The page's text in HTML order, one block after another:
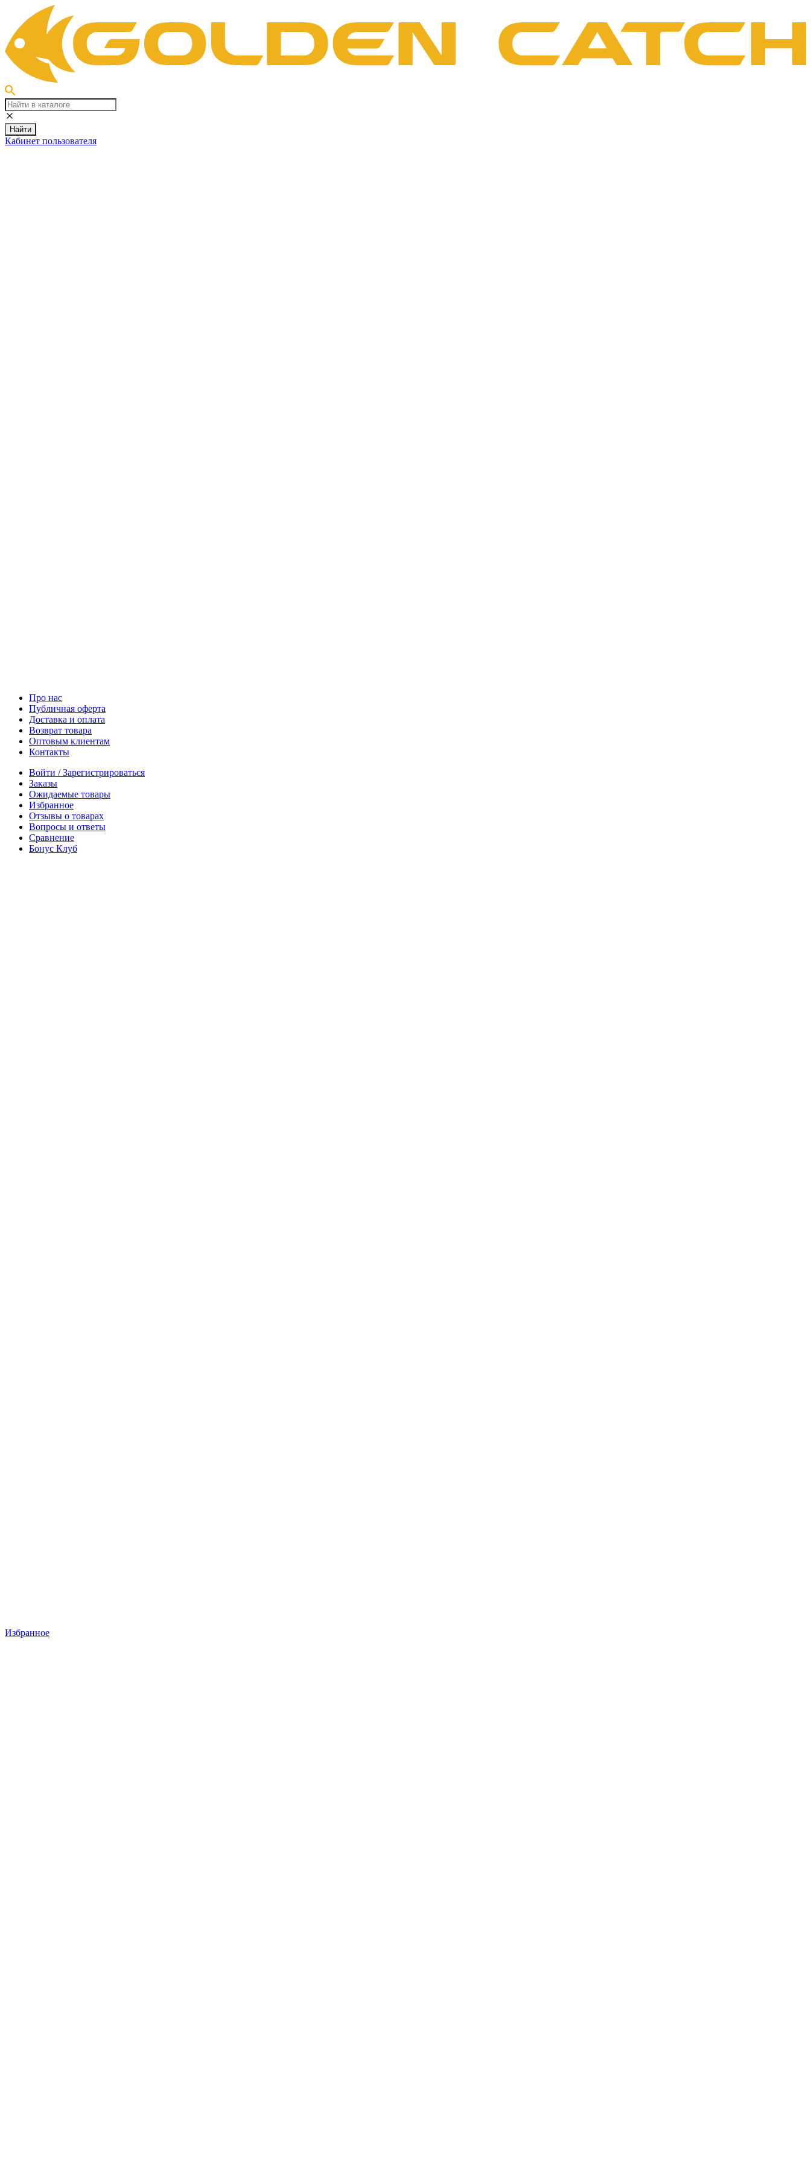
Найти
Кабинет пользователя
Про нас
Публичная оферта
Доставка и оплата
Возврат товара
Оптовым клиентам
Контакты
Войти / Зарегистрироваться
Заказы
Ожидаемые товары
Избранное
Отзывы о товарах
Вопросы и ответы
Сравнение
Бонус Клуб
Избранное